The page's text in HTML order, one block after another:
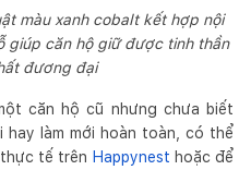
màu xanh cobalt kết hợp nội
giúp căn hộ giữ được tinh thần
đương đại
căn hộ cũ nhưng chưa biết
làm mới hoàn toàn, có thể
tế trên Happynest hoặc để